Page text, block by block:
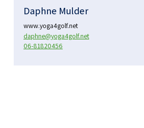
Daphne Mulder
www.yoga4golf.net
daphne@yoga4golf.net
06-81820456